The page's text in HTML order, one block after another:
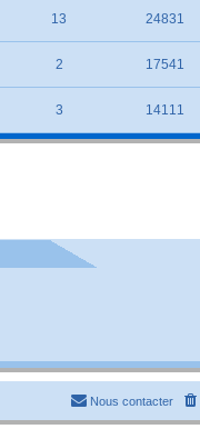
13 24831
2 17541
3 14111
Nous contacter